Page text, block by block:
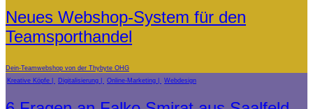
Neues Webshop-System für den
Teamsporthandel
Dein-Teamwebshop von der Thybyte OHG
Kreative Köpfe
Digitalisierung Online-Marketing Webdesign